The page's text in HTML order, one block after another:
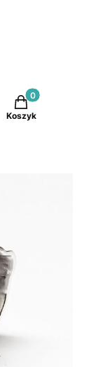
Produkty w
Koszyk